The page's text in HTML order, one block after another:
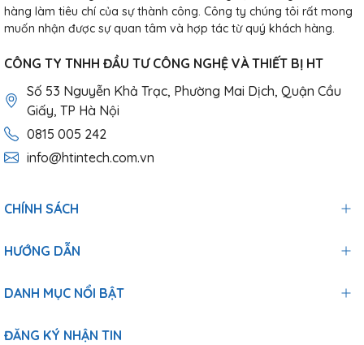
hàng làm tiêu chí của sự thành công. Công ty chúng tôi rất mong
muốn nhận được sự quan tâm và hợp tác từ quý khách hàng.
CÔNG TY TNHH ĐẦU TƯ CÔNG NGHỆ VÀ THIẾT BỊ HT
Số 53 Nguyễn Khả Trạc, Phường Mai Dịch, Quận Cầu
Giấy, TP Hà Nội
0815 005 242
info@htintech.com.vn
CHÍNH SÁCH
HƯỚNG DẪN
DANH MỤC NỔI BẬT
ĐĂNG KÝ NHẬN TIN